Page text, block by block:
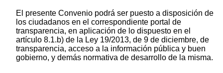
El presente Convenio podrá ser puesto a disposición de
los ciudadanos en el correspondiente portal de
transparencia, en aplicación de lo dispuesto en el
artículo 8.1.b) de la Ley 19/2013, de 9 de diciembre, de
transparencia, acceso a la información pública y buen
gobierno, y demás normativa de desarrollo de la misma.